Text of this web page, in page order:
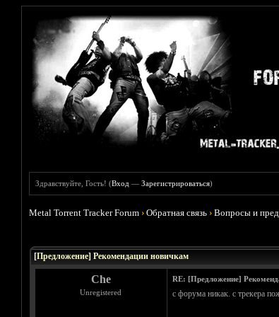
Здравствуйте, Гость! (Вход —Зарегистрироваться)
Metal Torrent Tracker Forum ›Обратная связь ›Вопросы и
[Предложение] Рекомендации новичкам
Che
Unregistered
RE: [Предложение]
с форума никак. с трекера